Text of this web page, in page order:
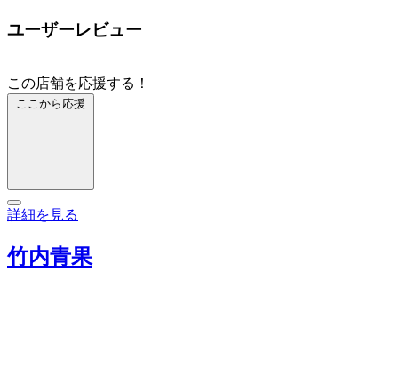
ユーザーレビュー
この店舗を応援する！
ここから応援
詳細を見る
竹内青果